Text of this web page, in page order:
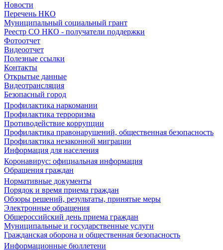
Новости
Перечень НКО
Муниципальный социальный грант
Реестр СО НКО - получатели поддержки
Фотоотчет
Видеоотчет
Полезные ссылки
Контакты
Открытые данные
Видеотрансляция
Безопасный город
Профилактика наркомании
Профилактика терроризма
Противодействие коррупции
Профилактика правонарушений, общественная безопасность
Профилактика незаконной миграции
Информация для населения
Коронавирус: официальная информация
Обращения граждан
Нормативные документы
Порядок и время приема граждан
Обзоры решений, результаты, принятые меры
Электронные обращения
Общероссийский день приема граждан
Муниципальные и государственные услуги
Гражданская оборона и общественная безопасность
Информационные бюллетени